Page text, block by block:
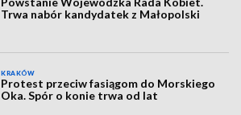
Trwa nabór kandydatek z Małopolski
KRAKÓW
Protest przeciw fasiągom do Morskiego
Oka. Spór o konie trwa od lat